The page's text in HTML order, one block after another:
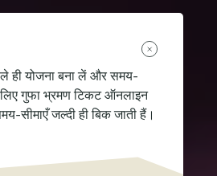
ही योजना बना लें और समय-
गुफा भ्रमण टिकट ऑनलाइन
सीमाएँ जल्दी ही बिक जाती हैं।